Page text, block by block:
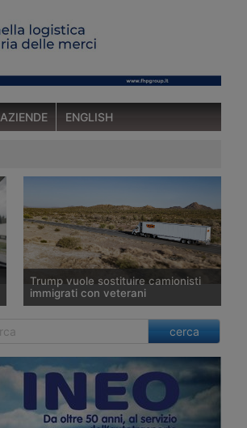
AZIENDE ENGLISH
Trump vuole sostituire camionisti
immigrati con veterani
Piano dell’amministrazione
statunitense per sostituire gli autisti
veterani, mentre l’autotrasporto
soffre di una carenza strutturale di
conducenti. Il provvedimento giunge
dopo la revoca delle patenti a circa
200mila immigrati con status
cerca